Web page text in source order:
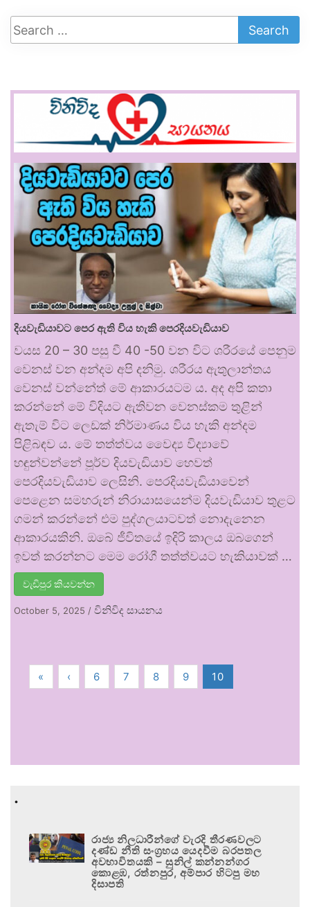
දියවැඩියාවට පෙර ඇති විය හැකි පෙරදියවැඩියාව
වයස 20 – 30 පසු වී 40 -50 වන විට ශරීරයේ පෙනුම
වෙනස් වන අන්දම අපි දනිමු. ශරීරය ඇතුලාන්තය
වෙනස් වන්නේත් මේ ආකාරයටම ය. අද අපි කතා
කරන්නේ මේ විදියට ඇතිවන වෙනස්කම තුළින්
ඇතැම් විට ලෙඩක් නිර්මාණය විය හැකි අන්දම
පිළිබඳව ය. මේ තත්ත්වය වෛද්‍ය විද්‍යාවේ
හඳුන්වන්නේ පූර්ව දියවැඩියාව හෙවත්
පෙරදියවැඩියාව ලෙසිනි. පෙරදියවැඩියාවෙන්
පෙළෙන සමහරුන් නිරායාසයෙන්ම දියවැඩියාව තුළට
ගමන් කරන්නේ එම පුද්ගලයාටවත් නොදැනෙන
ආකාරයකිනි. ඔබේ ජීවිතයේ ඉදිරි කාලය ඔබගෙන්
ඉවත් කරන්නට මෙම රෝගී තත්ත්වයට හැකියාවක් …
වැඩිපුර කියවන්න
October 5, 2025 / විනිවිද සායනය
« ‹ 6 7 8 9 10
.
රාජ්‍ය නිලධාරීන්ගේ වැරදි තීරණවලට
දණ්ඩ නීති සංග්‍රහය යෙදවීම බරපතල
අවභාවිතයකි – සුනිල් කන්නන්ගර
කොළඹ, රත්නපුර, අම්පාර හිටපු මහ
දිසාපති